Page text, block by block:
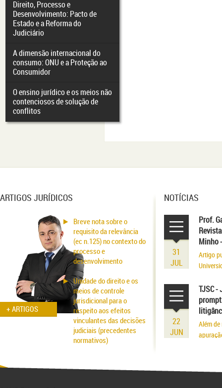
Direito, Processo e
Desenvolvimento: Pacto de
Estado e a Reforma do
Judiciário
A dimensão internacional do
consumo: ONU e a Proteção ao
Consumidor
O ensino jurídico e os meios não
contenciosos de solução de
conflitos
ARTIGOS JURÍDICOS
+ ARTIGOS
Breve nota sobre o
requisito da relevância
(ec n.125) no contexto do
processo e
desenvolvimento
Unidade do direito e os
meios de controle
jurisdicional para o
respeito aos efeitos
vinculantes das decisões
judiciais (precedentes
normativos)
fraude patrimonial: da
NOTÍCIAS
31
JUL
Prof.
Minho
Artigo
22
JUN
TJSC -
Além